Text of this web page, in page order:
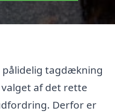
pålidelig tagdækning
valget af det rette
Derfor er